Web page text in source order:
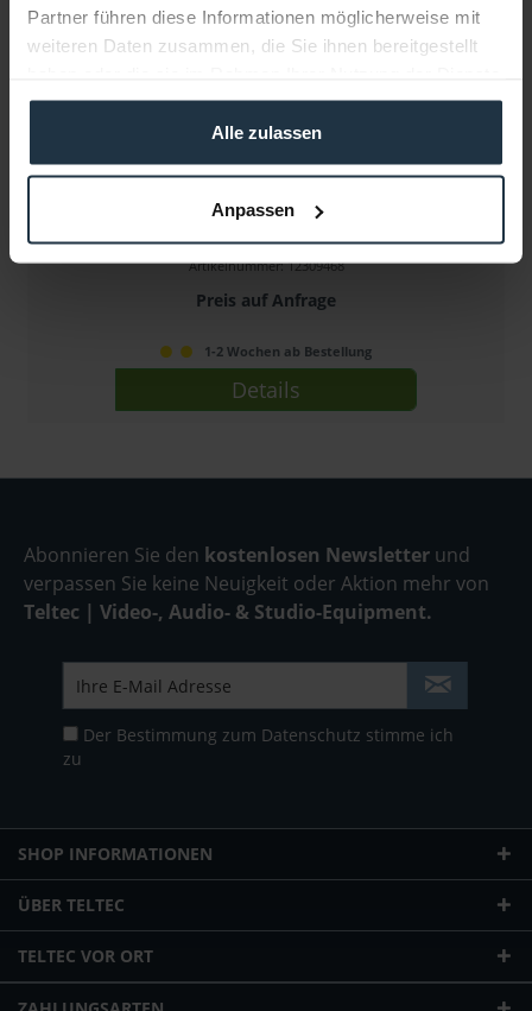
Partner führen diese Informationen möglicherweise mit
weiteren Daten zusammen, die Sie ihnen bereitgestellt
gesammelt haben.
Alle zulassen
Anpassen
Cinema Devices ZeeGee Steadicam Bundle
inkl. ZeeGee Dock & Transportkoffer
Artikelnummer: 12309468
Preis auf Anfrage
1-2 Wochen ab Bestellung
Details
Abonnieren Sie den kostenlosen Newsletter und
verpassen Sie keine Neuigkeit oder Aktion mehr von
Teltec | Video-, Audio- & Studio-Equipment.
Der Bestimmung zum Datenschutz stimme ich
zu
SHOP INFORMATIONEN
ÜBER TELTEC
TELTEC VOR ORT